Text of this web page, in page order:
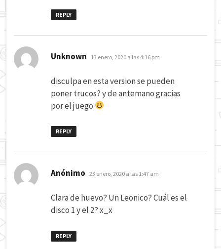
REPLY
Unknown dice:
13 enero, 2020 a las 4:16 pm
disculpa en esta version se pueden
poner trucos? y de antemano gracias
por el juego
REPLY
Anónimo dice:
23 enero, 2020 a las 1:47 am
Clara de huevo? Un Leonico? Cuál es el
disco 1 y el 2? x_x
REPLY